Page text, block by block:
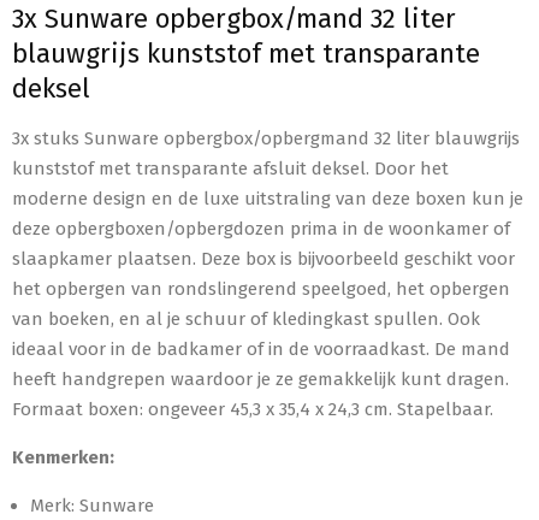
3x Sunware opbergbox/mand 32 liter
blauwgrijs kunststof met transparante
deksel
3x stuks Sunware opbergbox/opbergmand 32 liter blauwgrijs
kunststof met transparante afsluit deksel. Door het
moderne design en de luxe uitstraling van deze boxen kun je
deze opbergboxen/opbergdozen prima in de woonkamer of
slaapkamer plaatsen. Deze box is bijvoorbeeld geschikt voor
het opbergen van rondslingerend speelgoed, het opbergen
van boeken, en al je schuur of kledingkast spullen. Ook
ideaal voor in de badkamer of in de voorraadkast. De mand
heeft handgrepen waardoor je ze gemakkelijk kunt dragen.
Formaat boxen: ongeveer 45,3 x 35,4 x 24,3 cm. Stapelbaar.
Kenmerken:
Merk: Sunware